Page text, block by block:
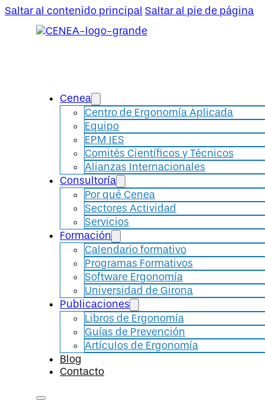
Saltar al contenido principal Saltar al pie de página
Cenea
Centro de Ergonomía Aplicada
Equipo
EPM IES
Comités Científicos y Técnicos
Alianzas Internacionales
Consultoría
Por qué Cenea
Sectores Actividad
Servicios
Formación
Calendario formativo
Programas Formativos
Software Ergonomía
Universidad de Girona
Publicaciones
Libros de Ergonomía
Guías de Prevención
Artículos de Ergonomía
Blog
Contacto